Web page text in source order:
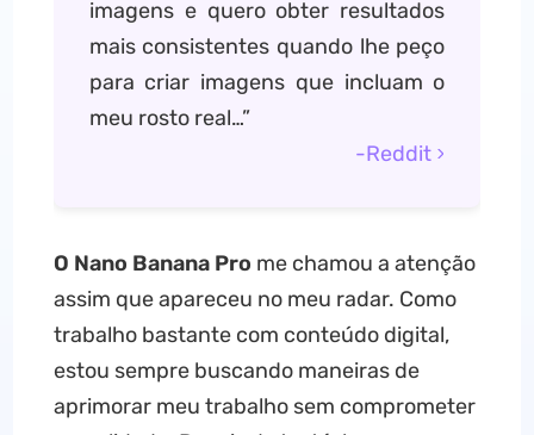
imagens e quero obter resultados
mais consistentes quando lhe peço
para criar imagens que incluam o
meu rosto real…”
-Reddit
O Nano Banana Pro me chamou a atenção
assim que apareceu no meu radar. Como
trabalho bastante com conteúdo digital,
estou sempre buscando maneiras de
aprimorar meu trabalho sem comprometer